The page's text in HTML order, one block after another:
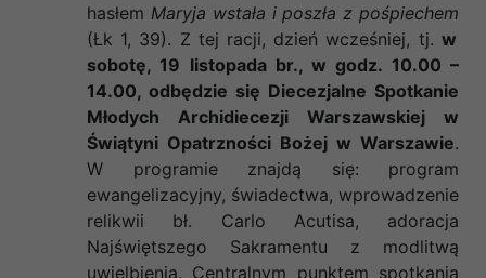
hasłem Maryja wstała i poszła z pośpiechem
(Łk 1, 39). Z tej racji, dzień wcześniej, tj. w
sobotę, 19 listopada br., w godz. 10.00 –
14.00, odbędzie się Diecezjalne Spotkanie
Młodych Archidiecezji Warszawskiej w
Świątyni Opatrzności Bożej w Warszawie.
W programie znajdą się: program
ewangelizacyjny, świadectwa, wprowadzenie
relikwii bł. Carlo Acutisa, adoracja
Najświętszego Sakramentu z modlitwą
uwielbienia. Centralnym punktem spotkania